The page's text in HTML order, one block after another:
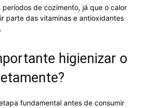
de cozimento, já que o calor
parte das vitaminas e antioxidantes
higienizar o
fundamental antes de consumir